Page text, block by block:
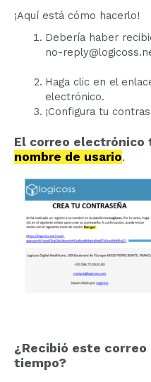
¡Aquí está cómo hacerlo!
Debería haber
no-
Haga clic en el
electrónico.
¡Configura tu
El correo electrónico
nombre de usario.
¿Recibió este
tiempo?